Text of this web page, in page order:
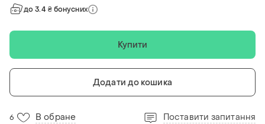
до 3.4 ₴ бонусних
Купити
Додати до кошика
6 В обране Поставити запитання